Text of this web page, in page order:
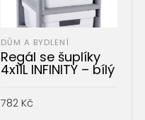
DŮM A BYDLENÍ
Regál se šuplíky
4x11L INFINITY – bílý
782 Kč